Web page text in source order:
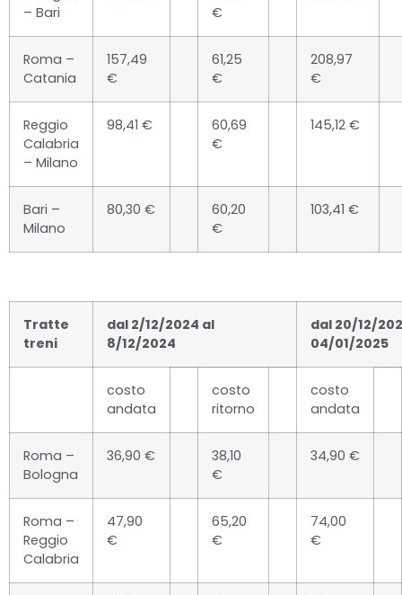
– Bari
€
Roma –
Catania
157,49
€
61,25
€
208,97
€
Reggio
Calabria
– Milano
98,41 €
60,69
€
145,12 €
Bari –
Milano
80,30 €
60,20
€
103,41 €
Tratte
treni
dal 2/12/2024 al
8/12/2024
dal 20/12/
04/01/2025
costo
andata
costo
ritorno
costo
andata
Roma –
Bologna
36,90 €
38,10
€
34,90 €
Roma –
Reggio
Calabria
47,90
€
65,20
€
74,00
€